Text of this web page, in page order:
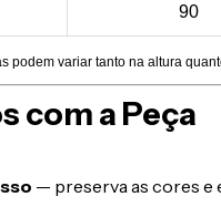
90
podem variar tanto na altura
com a Peça
— preserva as cores e